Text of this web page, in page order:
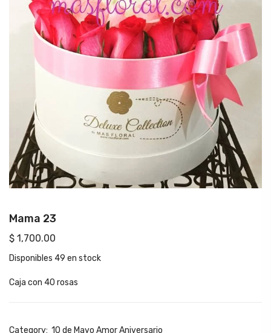
Mama 23
$ 1,700.00
Disponibles 49 en stock
Caja con 40 rosas
Category: 10 de Mayo AmorAniversario